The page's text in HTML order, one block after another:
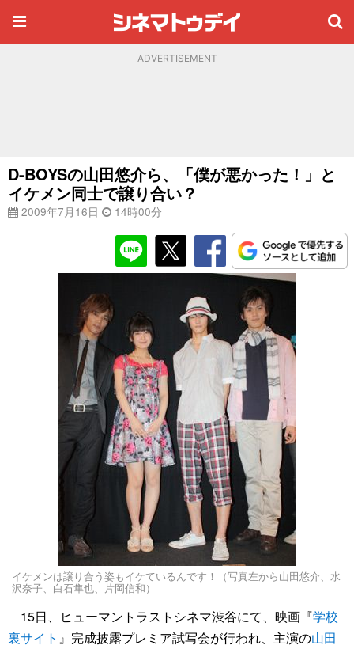
ADVERTISEMENT
D-BOYSの山田悠介ら、「僕が悪かった！」と
イケメン同士で譲り合い？
2009年7月16日 14時00分
イケメンは譲り合う姿もイケているんです！（写真左から山田悠介、水
沢奈子、白石隼也、片岡信和）
15日、ヒューマントラストシネマ渋谷にて、映画『学校
裏サイト 』完成披露プレミア試写会が行われ、主演の山田